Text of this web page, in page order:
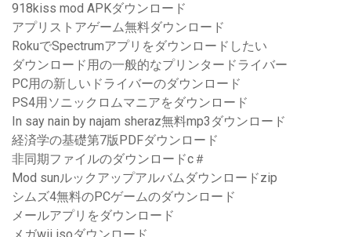
918kiss mod APKダウンロード
アプリストアゲーム無料ダウンロード
RokuでSpectrumアプリをダウンロードしたい
ダウンロード用の一般的なプリンタードライバー
PC用の新しいドライバーのダウンロード
PS4用ソニックロムマニアをダウンロード
In say nain by najam sheraz無料mp3ダウンロード
経済学の基礎第7版PDFダウンロード
非同期ファイルのダウンロードc＃
Mod sunルックアップアルバムダウンロードzip
シムズ4無料のPCゲームのダウンロード
メールアプリをダウンロード